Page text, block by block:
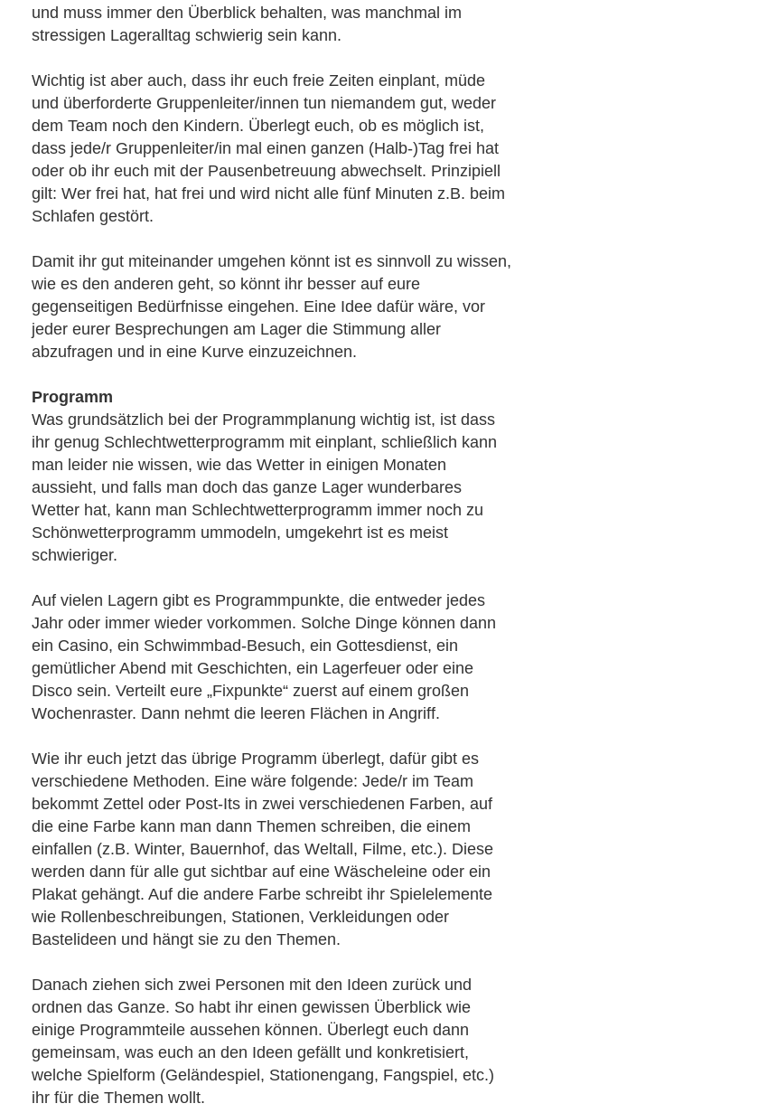
und muss immer den Überblick behalten, was manchmal im
stressigen Lageralltag schwierig sein kann.
Wichtig ist aber auch, dass ihr euch freie Zeiten einplant, müde
und überforderte Gruppenleiter/innen tun niemandem gut, weder
dem Team noch den Kindern. Überlegt euch, ob es möglich ist,
dass jede/r Gruppenleiter/in mal einen ganzen (Halb-)Tag frei hat
oder ob ihr euch mit der Pausenbetreuung abwechselt. Prinzipiell
gilt: Wer frei hat, hat frei und wird nicht alle fünf Minuten z.B. beim
Schlafen gestört.
Damit ihr gut miteinander umgehen könnt ist es sinnvoll zu wissen,
wie es den anderen geht, so könnt ihr besser auf eure
gegenseitigen Bedürfnisse eingehen. Eine Idee dafür wäre, vor
jeder eurer Besprechungen am Lager die Stimmung aller
abzufragen und in eine Kurve einzuzeichnen.
Programm
Was grundsätzlich bei der Programmplanung wichtig ist, ist dass
ihr genug Schlechtwetterprogramm mit einplant, schließlich kann
man leider nie wissen, wie das Wetter in einigen Monaten
aussieht, und falls man doch das ganze Lager wunderbares
Wetter hat, kann man Schlechtwetterprogramm immer noch zu
Schönwetterprogramm ummodeln, umgekehrt ist es meist
schwieriger.
Auf vielen Lagern gibt es Programmpunkte, die entweder jedes
Jahr oder immer wieder vorkommen. Solche Dinge können dann
ein Casino, ein Schwimmbad-Besuch, ein Gottesdienst, ein
gemütlicher Abend mit Geschichten, ein Lagerfeuer oder eine
Disco sein. Verteilt eure „Fixpunkte“ zuerst auf einem großen
Wochenraster. Dann nehmt die leeren Flächen in Angriff.
Wie ihr euch jetzt das übrige Programm überlegt, dafür gibt es
verschiedene Methoden. Eine wäre folgende: Jede/r im Team
bekommt Zettel oder Post-Its in zwei verschiedenen Farben, auf
die eine Farbe kann man dann Themen schreiben, die einem
einfallen (z.B. Winter, Bauernhof, das Weltall, Filme, etc.). Diese
werden dann für alle gut sichtbar auf eine Wäscheleine oder ein
Plakat gehängt. Auf die andere Farbe schreibt ihr Spielelemente
wie Rollenbeschreibungen, Stationen, Verkleidungen oder
Bastelideen und hängt sie zu den Themen.
Danach ziehen sich zwei Personen mit den Ideen zurück und
ordnen das Ganze. So habt ihr einen gewissen Überblick wie
einige Programmteile aussehen können. Überlegt euch dann
gemeinsam, was euch an den Ideen gefällt und konkretisiert,
welche Spielform (Geländespiel, Stationengang, Fangspiel, etc.)
ihr für die Themen wollt.